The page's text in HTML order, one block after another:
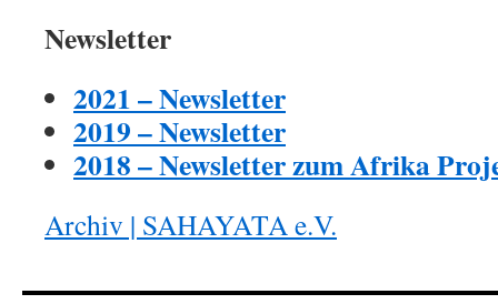
Newsletter
2021 – Newsletter
2019 – Newsletter
2018 – Newsletter zum Afrika
Archiv | SAHAYATA e.V.